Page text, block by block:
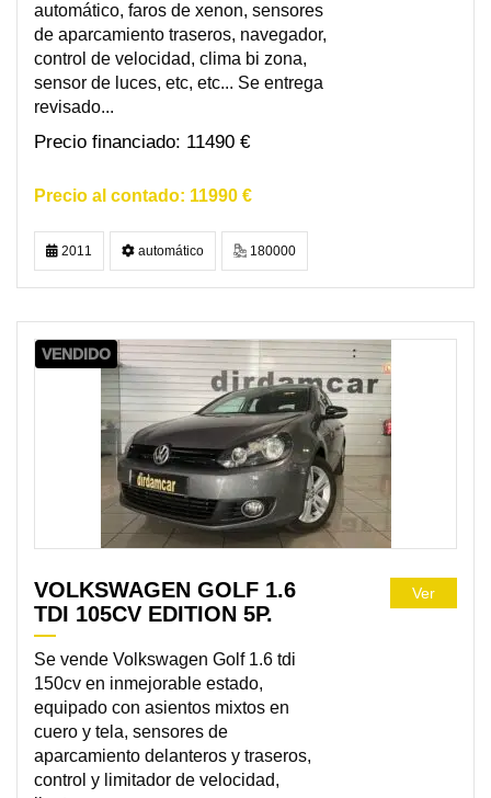
automático, faros de xenon, sensores
de aparcamiento traseros, navegador,
control de velocidad, clima bi zona,
sensor de luces, etc, etc... Se entrega
revisado...
11490 €
11990 €
2011 automático 180000
VENDIDO
VOLKSWAGEN GOLF 1.6
TDI 105CV EDITION 5P.
Se vende Volkswagen Golf 1.6 tdi
150cv en inmejorable estado,
equipado con asientos mixtos en
cuero y tela, sensores de
aparcamiento delanteros y traseros,
control y limitador de velocidad,
Ver